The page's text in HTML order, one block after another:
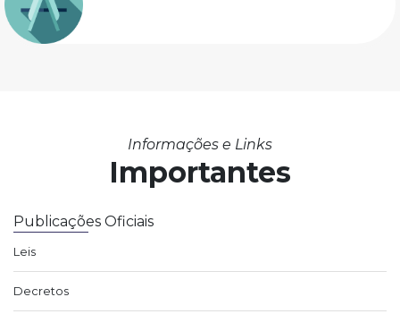
Informações e Links
Importantes
Publicações Oficiais
Leis
Decretos